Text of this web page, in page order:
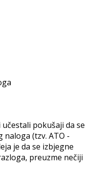
pokušaji da se
(tzv. ATO -
je da se izbjegne
preuzme nečiji